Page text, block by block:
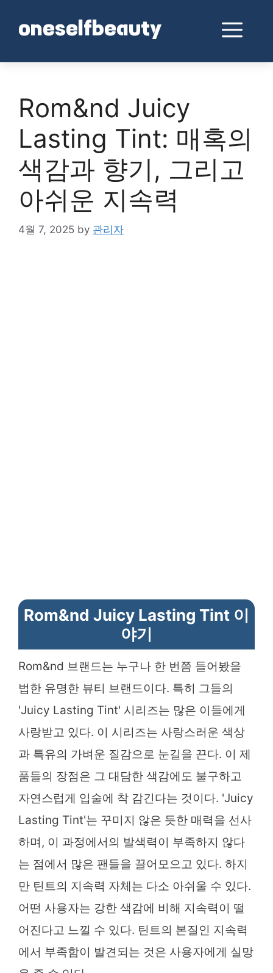
contentoneselfbeauty
Rom&nd Juicy
Lasting Tint: 매혹의
색감과 향기, 그리고
아쉬운 지속력
4월 7, 2025 by 관리자
Rom&nd Juicy Lasting Tint 이
야기
Rom&nd 브랜드는 누구나 한 번쯤 들어봤을
법한 유명한 뷰티 브랜드이다. 특히 그들의
'Juicy Lasting Tint' 시리즈는 많은 이들에게
사랑받고 있다. 이 시리즈는 사랑스러운 색상
과 특유의 가벼운 질감으로 눈길을 끈다. 이 제
품들의 장점은 그 대담한 색감에도 불구하고
자연스럽게 입술에 착 감긴다는 것이다. 'Juicy
Lasting Tint'는 꾸미지 않은 듯한 매력을 선사
하며, 이 과정에서의 발색력이 부족하지 않다
는 점에서 많은 팬들을 끌어모으고 있다. 하지
만 틴트의 지속력 자체는 다소 아쉬울 수 있다.
어떤 사용자는 강한 색감에 비해 지속력이 떨
어진다고 느낄 수 있다. 틴트의 본질인 지속력
에서 부족함이 발견되는 것은 사용자에게 실망